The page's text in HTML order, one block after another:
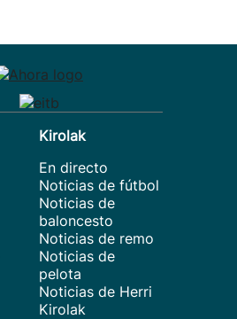
Kirolak
En directo
Noticias de fútbol
Noticias de
baloncesto
Noticias de remo
Noticias de
pelota
Noticias de Herri
Kirolak